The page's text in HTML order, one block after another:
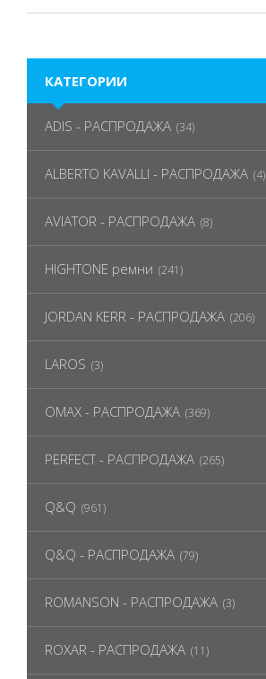
КАТЕГОРИИ
ADIS - РАСПРОДАЖА (34)
ALBERTO KAVALLI - РАСПРОДАЖА (4)
AVIATOR - РАСПРОДАЖА (8)
HIGHTONE ремни (241)
JORDAN KERR - РАСПРОДАЖА (206)
LAROS (3)
OMAX - РАСПРОДАЖА (369)
PERFECT - РАСПРОДАЖА (265)
Q&Q (961)
Q&Q - РАСПРОДАЖА (79)
ROMANSON - РАСПРОДАЖА (3)
ROXAR - РАСПРОДАЖА (11)